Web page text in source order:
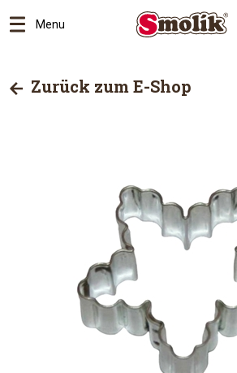
Menu
Zurück zum E-Shop